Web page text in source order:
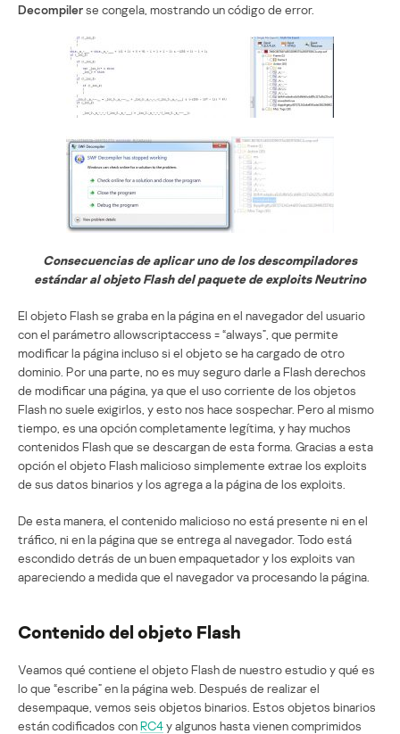
Decompilerse congela, mostrando un código de error.
Consecuencias de aplicar uno de los descompiladores
estándar al objeto Flash del paquete de exploits Neutrino
El objeto Flash se graba en la página en el navegador del usuario
con el parámetro allowscriptaccess = “always”, que permite
modificar la página incluso si el objeto se ha cargado de otro
dominio. Por una parte, no es muy seguro darle a Flash derechos
de modificar una página, ya que el uso corriente de los objetos
Flash no suele exigirlos, y esto nos hace sospechar. Pero al mismo
tiempo, es una opción completamente legítima, y hay muchos
contenidos Flash que se descargan de esta forma. Gracias a esta
opción el objeto Flash malicioso simplemente extrae los exploits
de sus datos binarios y los agrega a la página de los exploits.
De esta manera, el contenido malicioso no está presente ni en el
tráfico, ni en la página que se entrega al navegador. Todo está
escondido detrás de un buen empaquetador y los exploits van
apareciendo a medida que el navegador va procesando la página.
Contenido del objeto Flash
Veamos qué contiene el objeto Flash de nuestro estudio y qué es
lo que “escribe” en la página web. Después de realizar el
desempaque, vemos seis objetos binarios. Estos objetos binarios
están codificados conRC4y algunos hasta vienen comprimidos